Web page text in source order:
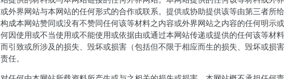
或外界网站与本网站的任何形式的合作或联系。提供或协助提供该等由第三者所
构成本网站赞同或没有不赞同任何该等材料之内容或外界网站之内容的任何明示
何因使用或不当使用或不能使用或依据由或通过本网站传递或提供的任何该等材
而引致或所涉及的损失、毁坏或损害（包括但不限于相应而生的损失、毁坏或损
责任。